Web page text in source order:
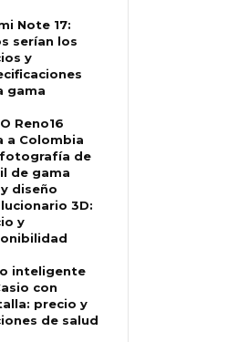
Note 17:
serían los
y
gama
Reno16
a Colombia
de
de gama
diseño
3D:
y
inteligente
con
precio y
de salud